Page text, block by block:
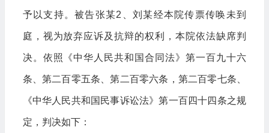
予以支持。被告张某2、刘某经本院传票传唤未到
庭，视为放弃应诉及抗辩的权利，本院依法缺席判
决。依照《中华人民共和国合同法》第一百九十六
条、第二百零五条、第二百零六条，第二百零七条、
《中华人民共和国民事诉讼法》第一百四十四条之规
定，判决如下：